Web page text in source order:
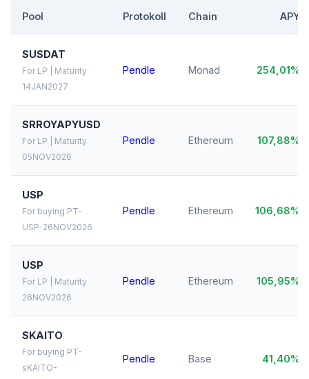
Pool Protokoll Chain APY
SUSDAT
For LP | Maturity
14JAN2027
Pendle Monad 254,01%
SRROYAPYUSD
For LP | Maturity
05NOV2026
Pendle Ethereum 107,88%
USP
For buying PT-
USP-26NOV2026
Pendle Ethereum 106,68%
USP
For LP | Maturity
26NOV2026
Pendle Ethereum 105,95%
SKAITO
For buying PT-
sKAITO-
Pendle Base 41,40%